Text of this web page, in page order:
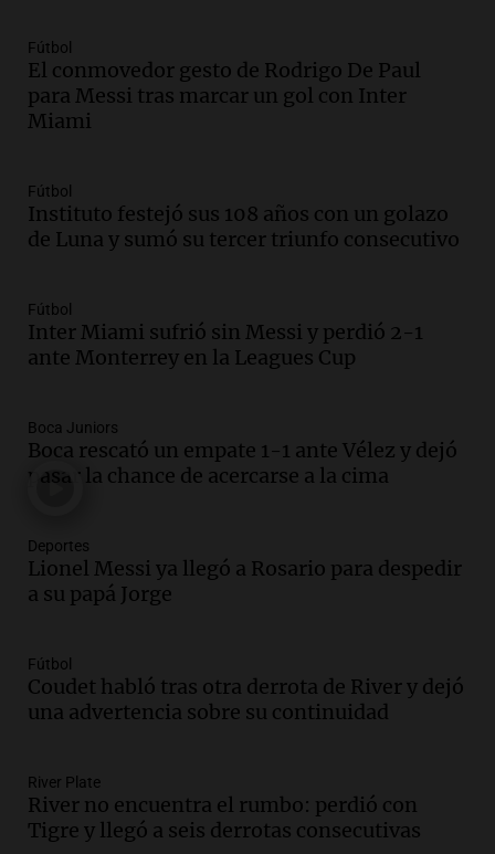
Episodios
Audio.La historia de la servilleta que
firmó Jorge Messi para el primer
contrato de Leo con Barcelona
Audio.Joan Gaspart: "Sin Jorge, no sé si
Messi hubiera llegado adonde llegó"
Audio.El orgullo y el sueño argentino de
Jorge Messi en una entrevista con Rony
Episodios
Audio.El abuelo de Agostina Vega, tras
Una mañana para todos
Episodios
Audio.Una nutricionista derribó el mito
conviene priorizar
Una mañana para todos
Episodios
Episodios
Fútbol
El conmovedor gesto de Rodrigo De Paul
para Messi tras marcar un gol con Inter
Miami
Fútbol
Instituto festejó sus 108 años con un golazo
de Luna y sumó su tercer triunfo consecutivo
Fútbol
Inter Miami sufrió sin Messi y perdió 2-1
ante Monterrey en la Leagues Cup
Boca Juniors
Boca rescató un empate 1-1 ante Vélez y dejó
pasar la chance de acercarse a la cima
Deportes
Lionel Messi ya llegó a Rosario para despedir
a su papá Jorge
Fútbol
Coudet habló tras otra derrota de River y dejó
una advertencia sobre su continuidad
River Plate
River no encuentra el rumbo: perdió con
Tigre y llegó a seis derrotas consecutivas